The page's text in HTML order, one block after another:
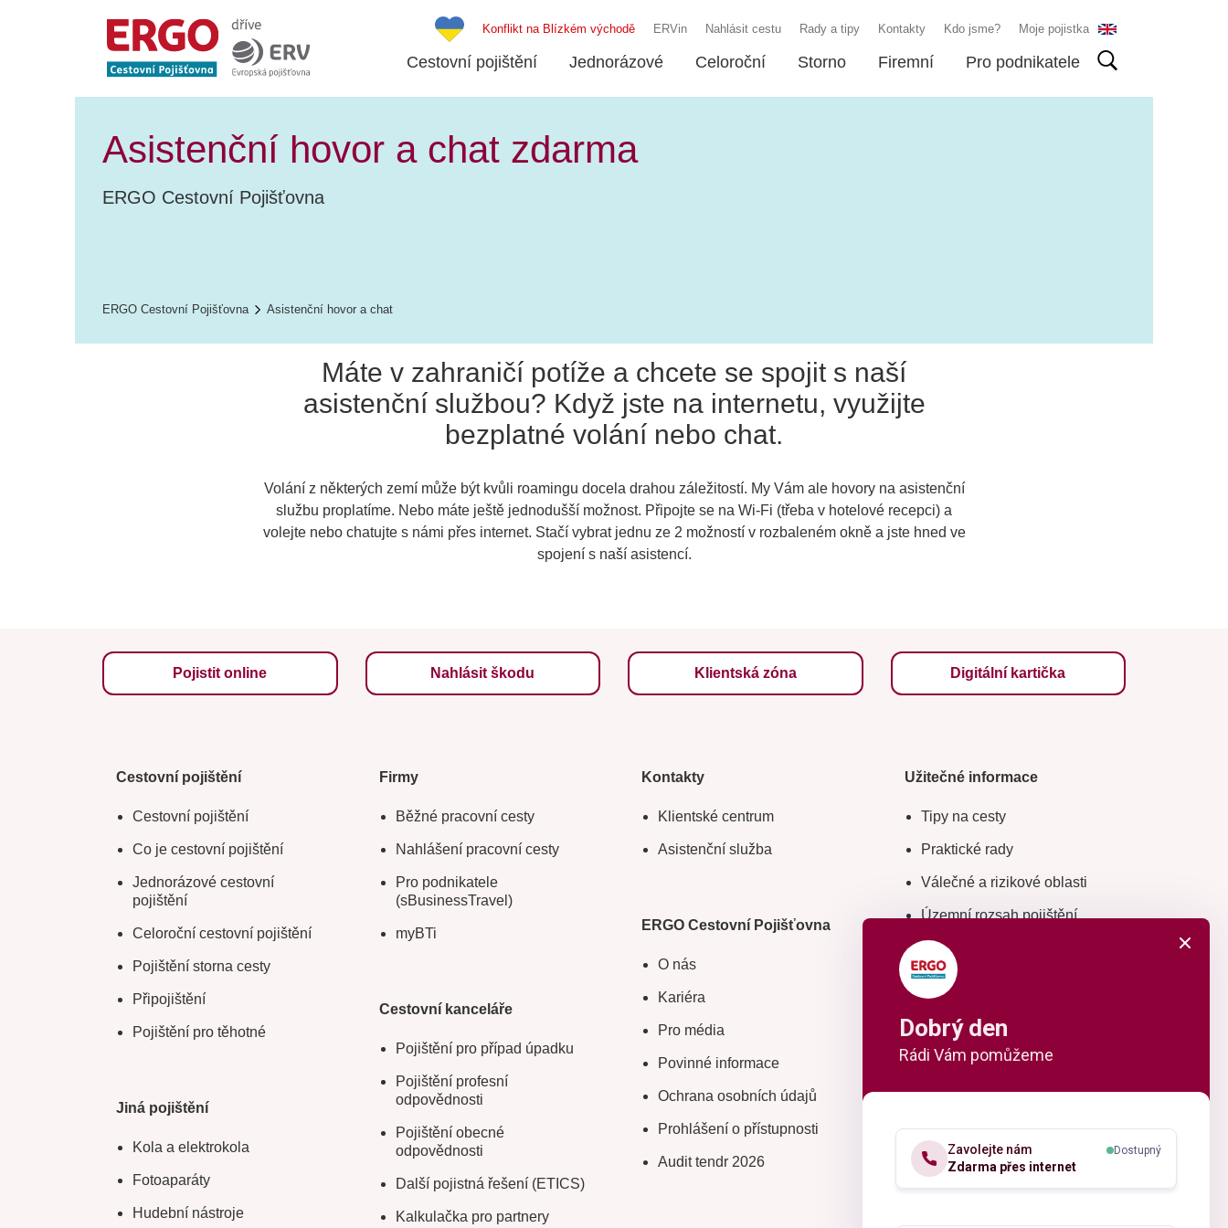
Konflikt na Blízkém východě ERVin Nahlásit cestu Rady a tipy Kontakty Kdo jsme? Moje pojistka
Cestovní pojištění Jednorázové Celoroční Storno Firemní Pro podnikatele
Asistenční hovor a chat zdarma
ERGO Cestovní Pojišťovna
ERGO Cestovní Pojišťovna Asistenční hovor a chat
Máte v zahraničí potíže a chcete se spojit s naší
asistenční službou? Když jste na internetu, využijte
bezplatné volání nebo chat.
Volání z některých zemí může být kvůli roamingu docela drahou záležitostí. My Vám ale hovory na asistenční
službu proplatíme. Nebo máte ještě jednodušší možnost. Připojte se na Wi-Fi (třeba v hotelové recepci) a
volejte nebo chatujte s námi přes internet. Stačí vybrat jednu ze 2 možností v rozbaleném okně a jste hned ve
spojení s naší asistencí.
Pojistit online Nahlásit škodu Klientská zóna Digitální kartička
Cestovní pojištění
Cestovní pojištění
Co je cestovní pojištění
Jednorázové cestovní
pojištění
Celoroční cestovní pojištění
Pojištění storna cesty
Připojištění
Pojištění pro těhotné
Jiná pojištění
Kola a elektrokola
Fotoaparáty
Hudební nástroje
Firmy
Běžné pracovní cesty
Nahlášení pracovní cesty
Pro podnikatele
(sBusinessTravel)
myBTi
Cestovní kanceláře
Pojištění pro případ úpadku
Pojištění profesní
odpovědnosti
Pojištění obecné
odpovědnosti
Další pojistná řešení (ETICS)
Kalkulačka pro partnery
Kontakty
Klientské centrum
Asistenční služba
ERGO Cestovní Pojišťovna
O nás
Kariéra
Pro média
Povinné informace
Ochrana osobních údajů
Prohlášení o přístupnosti
Audit tendr 2026
Užitečné informace
Tipy na cesty
Praktické rady
Válečné a rizikové oblasti
Územní rozsah pojištění
Sporty
Nejčastější dotazy
Užitečné odkazy
Digitální kartička cestovního
pojištění
Dobrý den
Rádi Vám pomůžeme
Zavolejte nám Dostupný
Zdarma přes internet